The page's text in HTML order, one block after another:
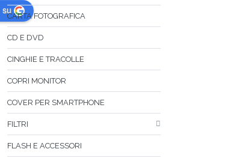
su
CARTA FOTOGRAFICA
CD E DVD
CINGHIE E TRACOLLE
COPRI MONITOR
COVER PER SMARTPHONE
FILTRI
FLASH E ACCESSORI